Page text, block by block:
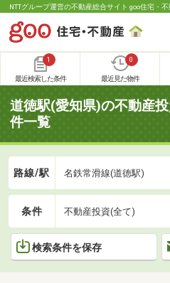
NTTグループ運営の不動産総合サイト goo住宅・
1
最近検索した条件
0
最近見た物件
道徳駅(愛知県)の不動産
件一覧
路線/駅 名鉄常滑線(道徳駅)
条件 不動産投資(全て)
検索条件を保存